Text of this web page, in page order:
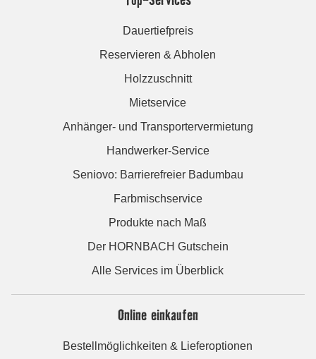
Dauertiefpreis
Reservieren & Abholen
Holzzuschnitt
Mietservice
Anhänger- und Transportervermietung
Handwerker-Service
Seniovo: Barrierefreier Badumbau
Farbmischservice
Produkte nach Maß
Der HORNBACH Gutschein
Alle Services im Überblick
Online einkaufen
Bestellmöglichkeiten & Lieferoptionen